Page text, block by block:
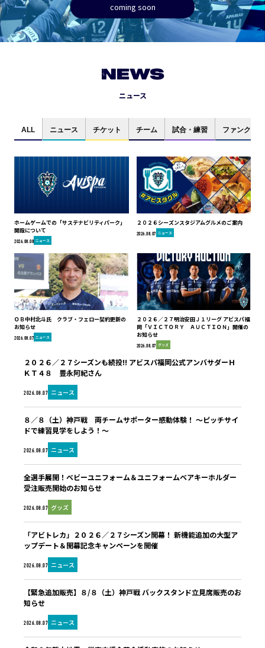
coming soon
NEWS
ニュース
ALL ニュース チケット チーム 試合・練習 ファンクラブ
ホームゲームでの「サステナビリティパーク」
開設について
2026.08.08 ニュース
２０２６シーズンスタジアムグルメのご案内
2026.08.07 ニュース
ＯＢ中村北斗氏 クラブ・フェロー契約更新の
お知らせ
2026.08.07 ニュース
２０２６／２７明治安田Ｊ１リーグ アビスパ福
岡「ＶＩＣＴＯＲＹ ＡＵＣＴＩＯＮ」開催の
お知らせ
2026.08.07 グッズ
2026.08.07 ニュース
２０２６／２７シーズンも続投!! アビスパ福岡公式アンバサダーＨ
ＫＴ４８ 豊永阿紀さん
2026.08.07 ニュース
８／８（土）神戸戦 両チームサポーター感動体験！ ～ピッチサイ
ドで練習見学をしよう！～
2026.08.07 グッズ
全選手展開！ベビーユニフォーム＆ユニフォームベアキーホルダー
受注販売開始のお知らせ
2026.08.07 ニュース
「アビトレカ」２０２６／２７シーズン開幕！ 新機能追加の大型ア
ップデート＆開幕記念キャンペーンを開催
2026.08.07 ニュース
【緊急追加販売】８/８（土）神戸戦 バックスタンド立見席販売のお
知らせ